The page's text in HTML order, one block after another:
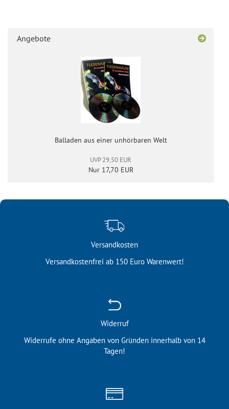
Angebote
Bal­la­den aus einer un­hör­ba­ren Welt
UVP 29,50 EUR
Nur 17,70 EUR
Versandkosten
Versandkostenfrei ab 150 Euro Warenwert!
Widerruf
Widerrufe ohne Angaben von Gründen innerhalb von 14
Tagen!